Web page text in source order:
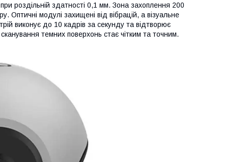
роздільній здатності 0,1 мм. Зона захоплення 200
модулі захищені від вібрацій, а візуальне
виконує до 10 кадрів за секунду та відтворює
темних поверхонь стає чітким та точним.